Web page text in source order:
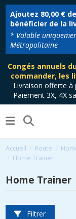
Ajoutez 80,00 €
bénéficier de la
* Valable
Métropolitaine
Congés annuels
commander, les
Livraison offerte à
Paiement 3X, 4X
Accueil Route
Home Trainer
Home Trainer
Filtrer